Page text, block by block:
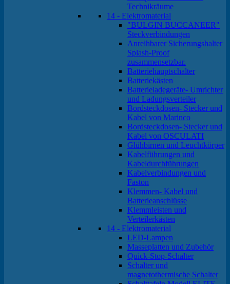
Technikräume
14 - Elektromaterial
"BULGIN BUCCANEER"
Steckverbindungen
Anreihbarer Sicherungshalter
Splash-Proof
zusammensetzbar.
Batteriehauptschalter
Batteriekästen
Batterieladegeräte- Umrichter
und Ladungsverteiler
Bordsteckdosen- Stecker und
Kabel von Marinco
Bordsteckdosen- Stecker und
Kabel von OSCULATI
Glühbirnen und Leuchtkörper
Kabelführungen und
Kabeldurchführungen
Kabelverbindungen und
Faston
Klemmen- Kabel und
Batterieanschlüsse
Klemmleisten und
Verteilerkästen
14 - Elektromaterial
LED-Lampen
Masseplatten und Zubehör
Quick-Stop-Schalter
Schalter und
magnetothermische Schalter